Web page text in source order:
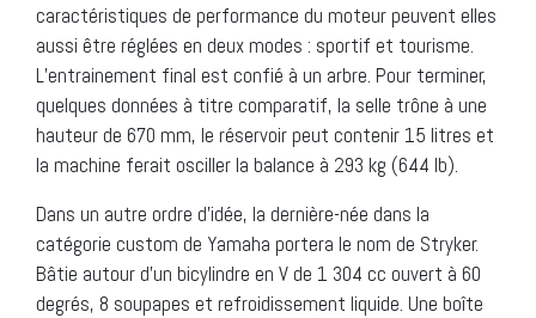
caractéristiques de performance du moteur peuvent elles
aussi être réglées en deux modes : sportif et tourisme.
L’entrainement final est confié à un arbre. Pour terminer,
quelques données à titre comparatif, la selle trône à une
hauteur de 670 mm, le réservoir peut contenir 15 litres et
la machine ferait osciller la balance à 293 kg (644 lb).
Dans un autre ordre d’idée, la dernière-née dans la
catégorie custom de Yamaha portera le nom de Stryker.
Bâtie autour d’un bicylindre en V de 1 304 cc ouvert à 60
degrés, 8 soupapes et refroidissement liquide. Une boîte